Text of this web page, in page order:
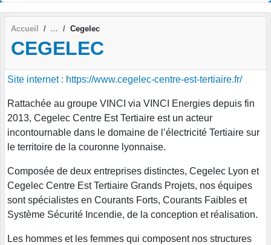
Accueil Cegelec
CEGELEC
Site internet : https://www.cegelec-centre-est-tertiaire.fr/
Rattachée au groupe VINCI via VINCI Energies depuis fin
2013, Cegelec Centre Est Tertiaire est un acteur
incontournable dans le domaine de l’électricité Tertiaire sur
le territoire de la couronne lyonnaise.
Composée de deux entreprises distinctes, Cegelec Lyon et
Cegelec Centre Est Tertiaire Grands Projets, nos équipes
sont spécialistes en Courants Forts, Courants Faibles et
Système Sécurité Incendie, de la conception et réalisation.
Les hommes et les femmes qui composent nos structures